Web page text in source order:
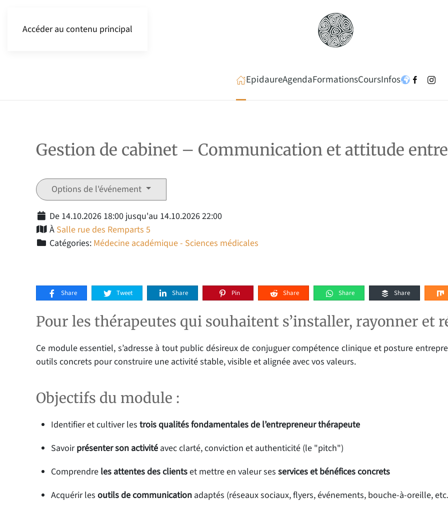
Accéder au contenu principal
EpidaureAgendaFormationsCoursInfos
Gestion de cabinet – Communication et attitude
Options de l'événement
De 14.10.2026 18:00 jusqu'au 14.10.2026 22:00
À Salle rue des Remparts 5
Catégories: Médecine académique - Sciences médicales
Share Tweet Share Pin Share Share Share
Pour les thérapeutes qui souhaitent s’installer, rayonner et
Ce module essentiel, s’adresse à tout public désireux de conjuguer compétence clinique et posture
outils concrets pour construire une activité stable, visible et alignée avec vos valeurs.
Objectifs du module :
Identifier et cultiver les trois qualités fondamentales de l’entrepreneur thérapeute
Savoirprésenter son activité avec clarté, conviction et authenticité (le "pitch")
Comprendre les attentes des clientset mettre en valeur ses services et bénéfices concrets
Acquérir les outils de communication adaptés (réseaux sociaux, flyers, événements, bouche-à-oreille,